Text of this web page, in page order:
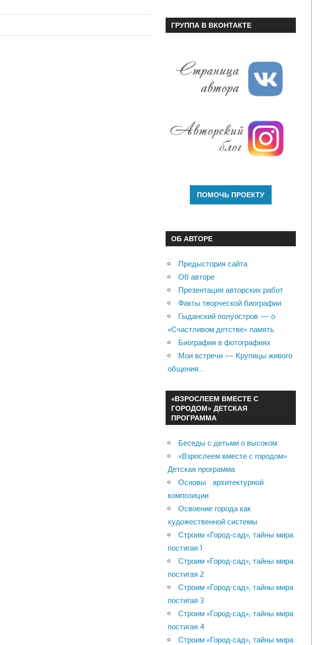
увеличить
ГРУППА В ВКОНТАКТЕ
ОБ АВТОРЕ
Предыстория сайта
Об авторе
Презентация авторских работ
Факты творческой биографии
Гыданский полуостров — о
«Счастливом детстве» память
Биография в фотографиях
Мои встречи — Крупицы живого
общения…
«ВЗРОСЛЕЕМ ВМЕСТЕ С
ГОРОДОМ» ДЕТСКАЯ
ПРОГРАММА
Беседы с детьми о высоком
«Взрослеем вместе с городом»
Детская программа
Основы архитектурной
композиции
Освоение города как
художественной системы
Строим «Город-сад», тайны мира
постигая 1
Строим «Город-сад», тайны мира
постигая 2
Строим «Город-сад», тайны мира
постигая 3
Строим «Город-сад», тайны мира
постигая 4
Строим «Город-сад», тайны мира